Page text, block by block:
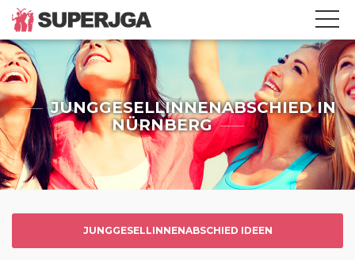
JUNGGESELLINNENABSCHIED IN
NÜRNBERG
JUNGGESELLINNENABSCHIED IDEEN